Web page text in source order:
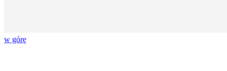
w górę